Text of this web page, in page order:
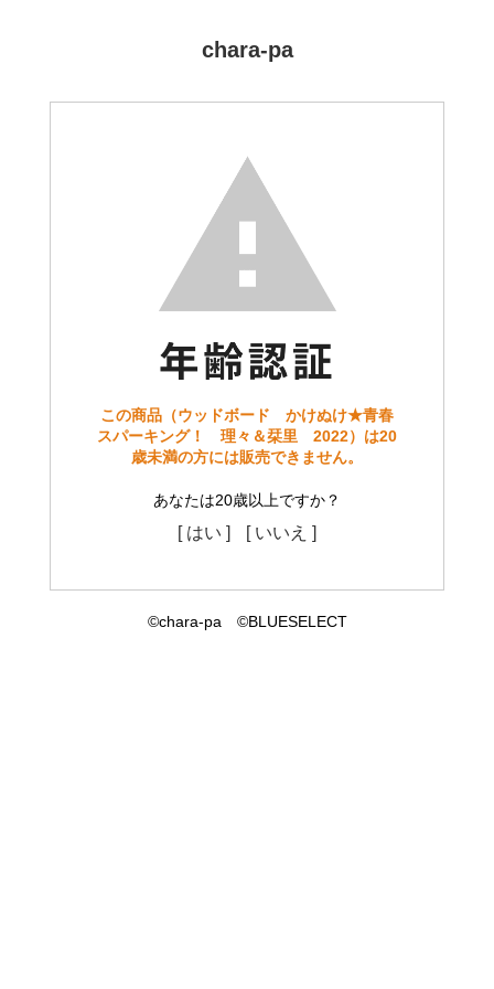
chara-pa
この商品（ウッドボード かけぬけ★青春
スパーキング！ 理々＆栞里 2022）は20
歳未満の方には販売できません。
あなたは20歳以上ですか？
[ はい ] [ いいえ ]
©chara-pa ©BLUESELECT